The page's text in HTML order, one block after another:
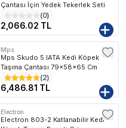
Çantası İçin Yedek Tekerlek Seti
(0)
2,066.02 TL
Mps
Mps Skudo 5 IATA Kedi Köpek
Taşıma Çantası 79x58x65 Cm
(2)
6,486.81 TL
Electron
Electron 803-2 Katlanabilir Kedi